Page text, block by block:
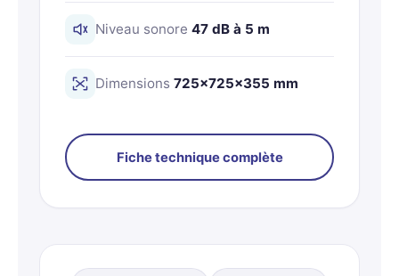
Niveau sonore 47 dB à 5 m
Dimensions 725×725×355 mm
Fiche technique complète